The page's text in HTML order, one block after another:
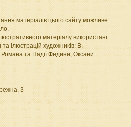
матеріалів цього сайту можливе
матеріалу використані
ілюстрацій художників: В.
Романа та Надії Федини, Оксани
3